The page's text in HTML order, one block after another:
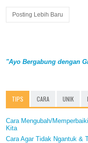
Posting Lebih Baru
"Ayo Bergabung dengan
TIPS CARA UNIK
Cara Mengubah/
Kita
Cara Agar Tidak Ngantuk &